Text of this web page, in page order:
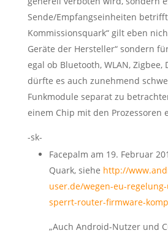
Sende/Empfangseinheiten
Kommissionsquark“ gilt eben
Geräte der Hersteller“ sondern
egal ob Bluetooth, WLAN, Zigbee,
dürfte es auch zunehmend
Funkmodule separat zu
einem Chip mit den Prozessoren
-sk-
Facepalm am 19. Februar
Quark, siehe http://
user.de/wegen-eu-
sperrt-router-firmware-
„Auch Android-Nutzer und